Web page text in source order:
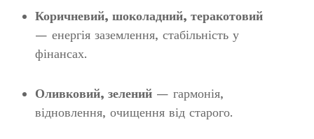
Коричневий, шоколадний, теракотовий
— енергія заземлення, стабільність у
фінансах.
Оливковий, зелений — гармонія,
відновлення, очищення від старого.